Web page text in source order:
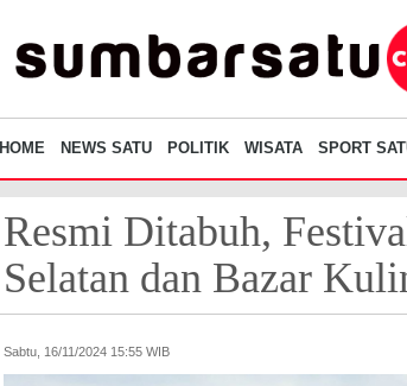
HOME NEWS SATU POLITIK WISATA SPORT
Resmi Ditabuh,
Selatan dan Bazar
Sabtu, 16/11/2024 15:55 WIB